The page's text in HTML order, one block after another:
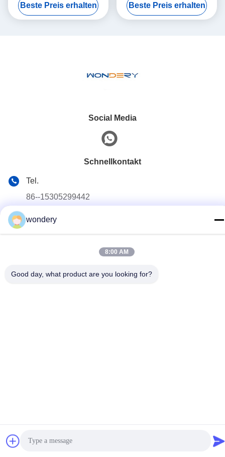
1600 des
Wärmebehandlungs-Ofen-
Beste Preis erhalten
350kg/Hour
ununterbrochenes
Beste Preis erhalten
Social Media
Schnellkontakt
Tel.
86--15305299442
E-Mail-Adresse
wondery
8:00 AM
Good day, what product are you looking for?